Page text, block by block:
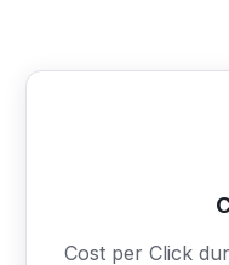
Cost per Click